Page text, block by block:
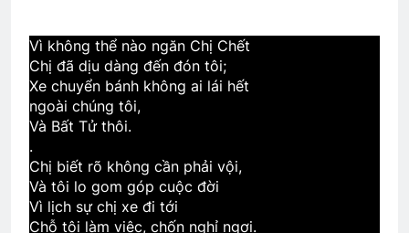
BÀI CA “TRANH LUẬN CHỮ NGHĨA” (Lỗ
Tấn)
3 Years Ago
2026
1 Year Ago
Vì không thể nào ngăn Chị Chết
Chị đã dịu dàng đến đón tôi;
Xe chuyển bánh không ai lái hết
ngoài chúng tôi,
Và Bất Tử thôi.
.
Chị biết rõ không cần phải vội,
Và tôi lo gom góp cuộc đời
Vì lịch sự chị xe đi tới
Chỗ tôi làm việc, chốn nghỉ ngơi.